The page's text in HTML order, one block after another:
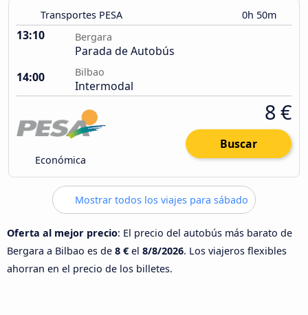
Transportes PESA 0h 50m
13:10 Bergara
Parada de Autobús
14:00
Bilbao
Intermodal
Económica
8 €
Buscar
Mostrar todos los viajes para sábado
Oferta al mejor precio: El precio del autobús más barato de
Bergara a Bilbao es de 8 € el 8/8/2026. Los viajeros flexibles
ahorran en el precio de los billetes.